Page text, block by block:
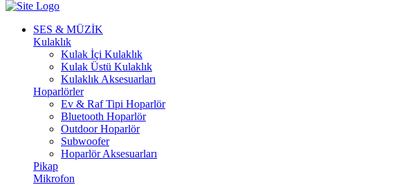
SES & MÜZİK
Kulaklık
Kulak İçi Kulaklık
Kulak Üstü Kulaklık
Kulaklık Aksesuarları
Hoparlörler
Ev & Raf Tipi Hoparlör
Bluetooth Hoparlör
Outdoor Hoparlör
Subwoofer
Hoparlör Aksesuarları
Pikap
Mikrofon